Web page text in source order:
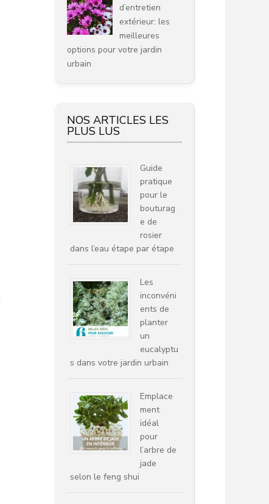
d’entretien
extérieur: les
meilleures
options pour votre jardin
urbain
NOS ARTICLES LES
PLUS LUS
Guide
pratique
pour le
bouturag
e de
rosier
dans l’eau étape par étape
Les
inconvéni
ents de
planter
un
eucalyptu
s dans votre jardin urbain
Emplace
ment
idéal
pour
l’arbre de
jade
selon le feng shui